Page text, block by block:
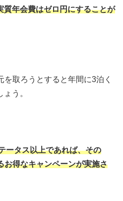
質年会費はゼロ円にすることが
を取ろうとすると年間に3泊く
う。
ータス以上であれば、その
お得なキャンペーンが実施さ